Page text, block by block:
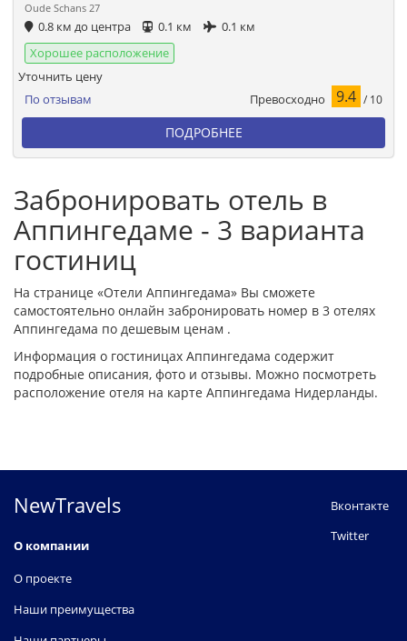
Oude Schans 27
0.8 км до центра 0.1 км
0.1 км
Хорошее расположение
По отзывам Превосходно 9.4 / 10
Уточнить цену
ПОДРОБНЕЕ
Забронировать отель в
Аппингедаме - 3 варианта
гостиниц
На странице «Отели Аппингедама» Вы сможете
самостоятельно онлайн забронировать номер в 3 отелях
Аппингедама по дешевым ценам .
Информация о гостиницах Аппингедама содержит
подробные описания, фото и отзывы. Можно посмотреть
расположение отеля на карте Аппингедама Нидерланды.
NewTravels
О компании
О проекте
Наши преимущества
Вконтакте
Twitter